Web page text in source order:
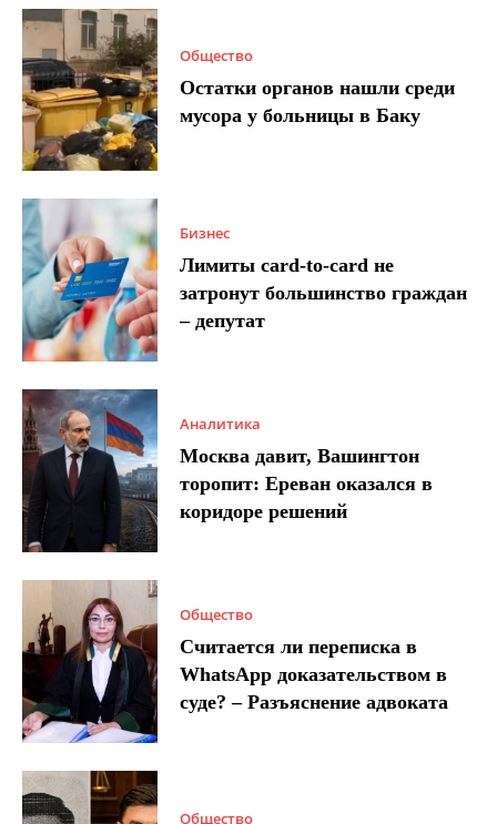
Общество
Остатки органов нашли среди
мусора у больницы в Баку
Бизнес
Лимиты card-to-card не
затронут большинство граждан
– депутат
Аналитика
Москва давит, Вашингтон
торопит: Ереван оказался в
коридоре решений
Общество
Считается ли переписка в
WhatsApp доказательством в
суде? – Разъяснение адвоката
Общество